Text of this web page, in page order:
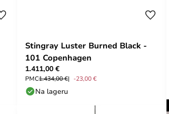
Stingray Luster Burned Black -
101 Copenhagen
1.411,00 €
PMC1.434,00 € -23,00 €
Na lageru